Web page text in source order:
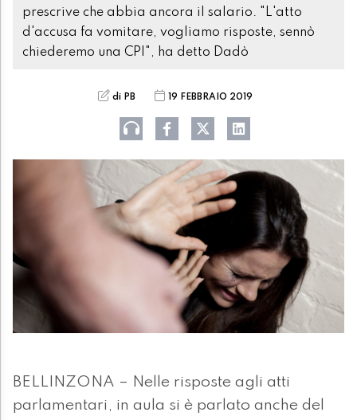
prescrive che abbia ancora il salario. "L'atto
d'accusa fa vomitare, vogliamo risposte, sennò
chiederemo una CPI", ha detto Dadò
di PB 19 FEBBRAIO 2019
BELLINZONA – Nelle risposte agli atti
parlamentari, in aula si è parlato anche del